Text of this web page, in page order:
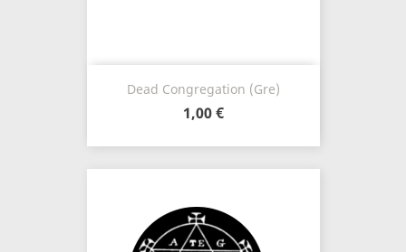
Dead Congregation (Gre)
1,00 €